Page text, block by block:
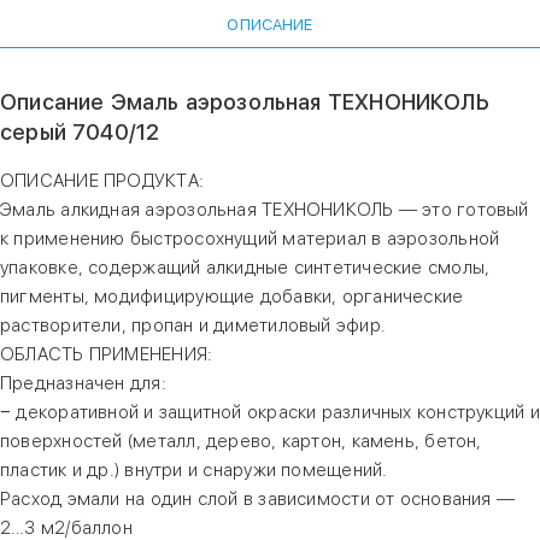
ОПИСАНИЕ
Описание Эмаль аэрозольная ТЕХНОНИКОЛЬ
серый 7040/12
ОПИСАНИЕ ПРОДУКТА:
Эмаль алкидная аэрозольная ТЕХНОНИКОЛЬ — это готовый
к применению быстросохнущий материал в аэрозольной
упаковке, содержащий алкидные синтетические смолы,
пигменты, модифицирующие добавки, органические
растворители, пропан и диметиловый эфир.
ОБЛАСТЬ ПРИМЕНЕНИЯ:
Предназначен для:
− декоративной и защитной окраски различных конструкций и
поверхностей (металл, дерево, картон, камень, бетон,
пластик и др.) внутри и снаружи помещений.
Расход эмали на один слой в зависимости от основания —
2…3 м2/баллон